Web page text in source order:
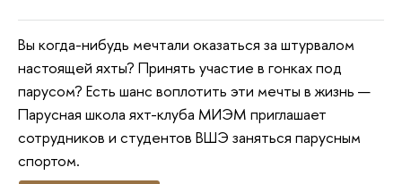
Вы когда-нибудь мечтали оказаться за штурвалом
настоящей яхты? Принять участие в гонках под
парусом? Есть шанс воплотить эти мечты в жизнь —
Парусная школа яхт-клуба МИЭМ приглашает
сотрудников и студентов ВШЭ заняться парусным
спортом.